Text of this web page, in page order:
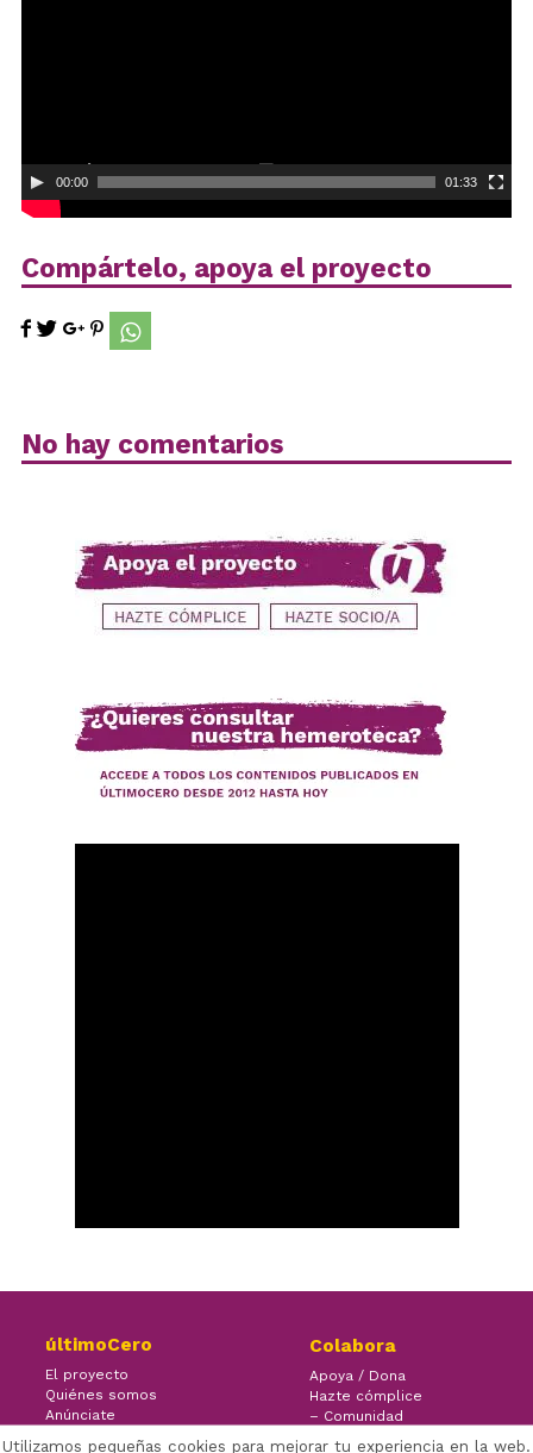
00:00 01:33
Compártelo, apoya el proyecto
No hay comentarios
últimoCero
El proyecto
Quiénes somos
Anúnciate
Colabora
Apoya / Dona
Hazte cómplice
– Comunidad
Utilizamos pequeñas cookies para mejorar tu experiencia en la web.